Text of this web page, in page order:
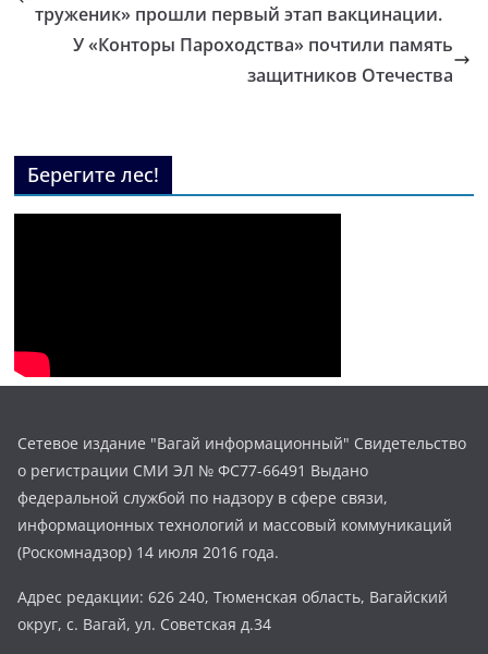
труженик» прошли первый этап вакцинации.
У «Конторы Пароходства» почтили память
защитников Отечества
Берегите лес!
Сетевое издание "Вагай информационный" Свидетельство
о регистрации СМИ ЭЛ № ФС77-66491 Выдано
федеральной службой по надзору в сфере связи,
информационных технологий и массовый коммуникаций
(Роскомнадзор) 14 июля 2016 года.
Адрес редакции: 626 240, Тюменская область, Вагайский
округ, с. Вагай, ул. Советская д.34